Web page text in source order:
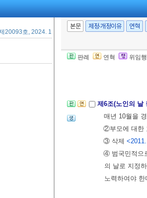
20093호, 2024. 1. 23., 일부개정]
본문 제정·개정이유 연혁
판례 연혁 위임
제5조의2(노인
수립ㆍ시행에
② 그 밖에 노
제6조(노인의 날
매년 10월을
②부모에 대한
③ 삭제
④ 범국민적으
의 날로 지정
노력하여야